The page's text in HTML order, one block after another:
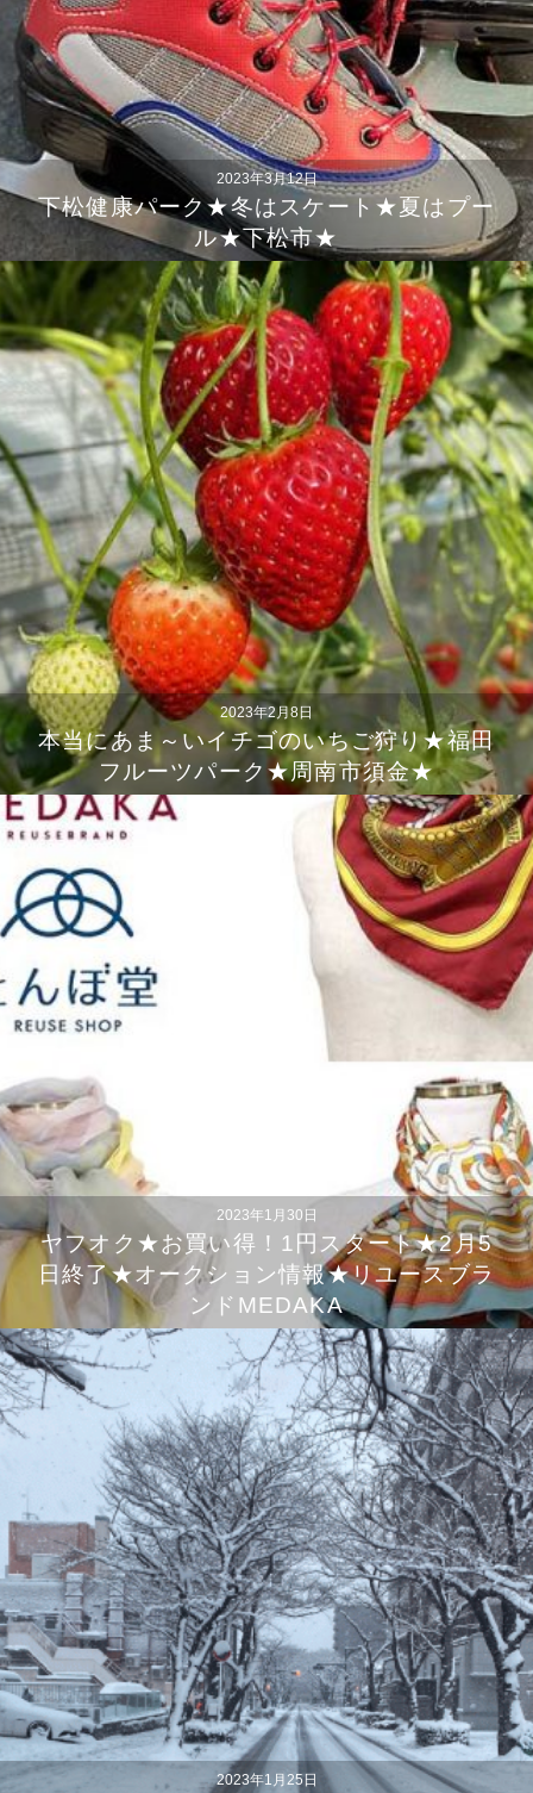
2023年3月12日
下松健康パーク★冬はスケート★夏はプー
ル★下松市★
2023年2月8日
本当にあま～いイチゴのいちご狩り★福田
フルーツパーク★周南市須金★
2023年1月30日
ヤフオク★お買い得！1円スタート★2月5
日終了★オークション情報★リユースブラ
ンドMEDAKA
2023年1月25日